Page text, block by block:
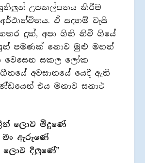
උපකල්පනය කිරීම
ඒ සදහම් වැසි
දුක්, අපා ගිනි නිවී ගියේ
පමණක් නොව මුළු මහත්
වෙසෙන සකල ලෝක
අවසානයේ යෙදී ඇති
එය මනාව සනාථ
ලොව මිදුණේ
මං ඇරුණේ
දිලුණේ”